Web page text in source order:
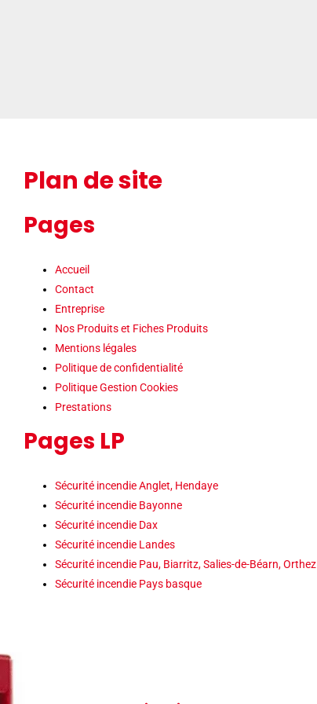
Plan de site
Pages
Accueil
Contact
Entreprise
Nos Produits et Fiches Produits
Mentions légales
Politique de confidentialité
Politique Gestion Cookies
Prestations
Pages LP
Sécurité incendie Anglet, Hendaye
Sécurité incendie Bayonne
Sécurité incendie Dax
Sécurité incendie Landes
Sécurité incendie Pau, Biarritz, Salies-de-Béarn, Orthez
Sécurité incendie Pays basque